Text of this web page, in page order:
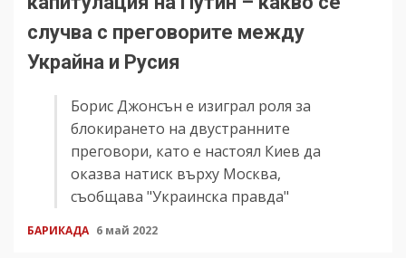
случва с преговорите между
Украйна и Русия
Борис Джонсън е изиграл роля за
блокирането на двустранните
преговори, като е настоял Киев да
оказва натиск върху Москва,
съобщава "Украинска правда"
БАРИКАДА 6 май 2022